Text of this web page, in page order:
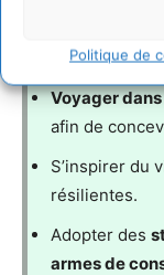
Politique de
une dynamique
Voyager
afin de
S’inspirer du
résilientes.
Adopter des
armes de